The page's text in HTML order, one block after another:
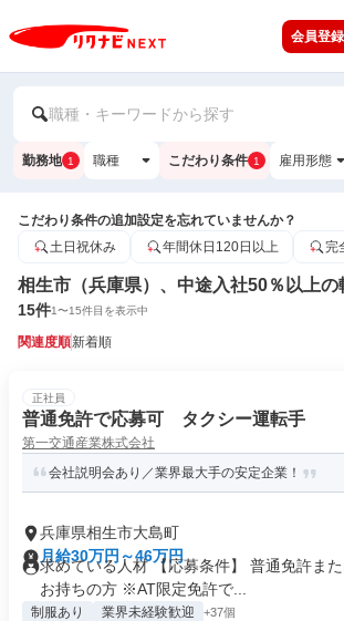
会員登録
職種・キーワードから探す
勤務地 1 職種 こだわり条件 1 雇用形態
こだわり条件の追加設定を忘れていませんか？
土日祝休み
年間休日120日以上 完
相生市（兵庫県）、中途入社50％以上の
15件1〜15件目を表示中
関連度順新着順
正社員
普通免許で応募可 タクシー運転手
第一交通産業株式会社
会社説明会あり／業界最大手の安定企業！
兵庫県相生市大島町
月給30万円～46万円
求めている人材 【応募条件】 普通免許ま
お持ちの方 ※AT限定免許で...
制服あり 業界未経験歓迎 +37個